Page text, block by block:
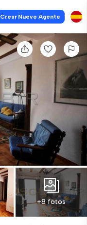
Crear Nuevo Agente
+8 fotos